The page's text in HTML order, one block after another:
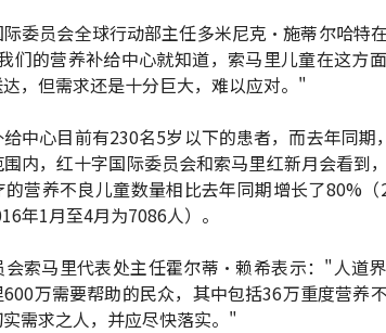
委员会全球行动部主任多米尼克•施蒂尔哈特
们的营养补给中心就知道，索马里儿童在这方面
，但需求还是十分巨大，难以应对。"
中心目前有230名5岁以下的患者，而去年同期
内，红十字国际委员会和索马里红新月会看到
营养不良儿童数量相比去年同期增长了80%（
年1月至4月为7086人）。
会索马里代表处主任霍尔蒂•赖希表示："人道
万需要帮助的民众，其中包括36万重度营养
需求之人，并应尽快落实。"